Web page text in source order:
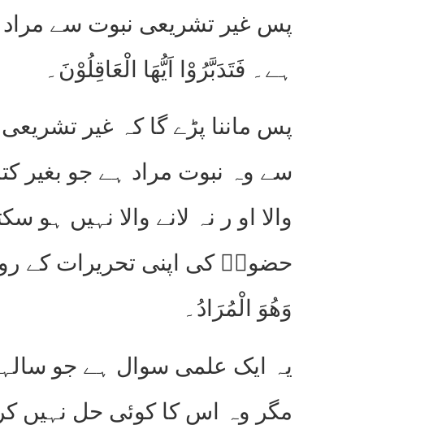
پس غیر تشریعی نبوت سے مراد
ہے۔ فَتَدَبَّرُوْا اَیُّھَا الْعَاقِلُوْنَ۔
پس ماننا پڑے گا کہ غیر
سے وہ نبوت مراد ہے جو بغیر
والا او ر نہ لانے والا نہیں
حضورؑ کی اپنی تحریرات کے رو
وَھُوَ الْمُرَادُ۔
یہ ایک علمی سوال ہے جو
مگر وہ اس کا کوئی حل نہیں